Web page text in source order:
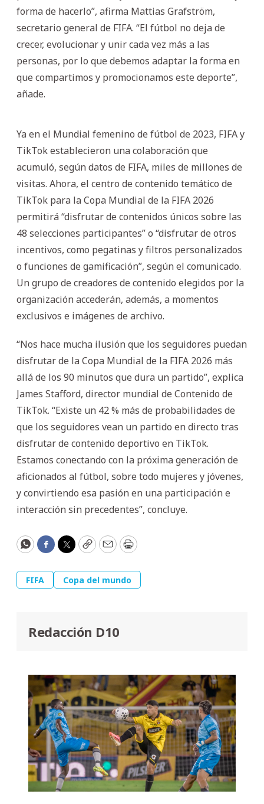
forma de hacerlo”, afirma Mattias Grafström,
secretario general de FIFA. “El fútbol no deja de
crecer, evolucionar y unir cada vez más a las
personas, por lo que debemos adaptar la forma en
que compartimos y promocionamos este deporte”,
añade.
Ya en el Mundial femenino de fútbol de 2023, FIFA y
TikTok establecieron una colaboración que
acumuló, según datos de FIFA, miles de millones de
visitas. Ahora, el centro de contenido temático de
TikTok para la Copa Mundial de la FIFA 2026
permitirá “disfrutar de contenidos únicos sobre las
48 selecciones participantes” o “disfrutar de otros
incentivos, como pegatinas y filtros personalizados
o funciones de gamificación”, según el comunicado.
Un grupo de creadores de contenido elegidos por la
organización accederán, además, a momentos
exclusivos e imágenes de archivo.
“Nos hace mucha ilusión que los seguidores puedan
disfrutar de la Copa Mundial de la FIFA 2026 más
allá de los 90 minutos que dura un partido”, explica
James Stafford, director mundial de Contenido de
TikTok. “Existe un 42 % más de probabilidades de
que los seguidores vean un partido en directo tras
disfrutar de contenido deportivo en TikTok.
Estamos conectando con la próxima generación de
aficionados al fútbol, sobre todo mujeres y jóvenes,
y convirtiendo esa pasión en una participación e
interacción sin precedentes”, concluye.
WhatsApp
Facebook
Twitter
CopyEmailPrint
FIFA Copa del mundo
Redacción D10